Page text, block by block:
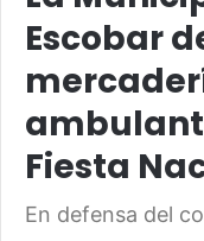
Escobar
Fiesta
En defensa del